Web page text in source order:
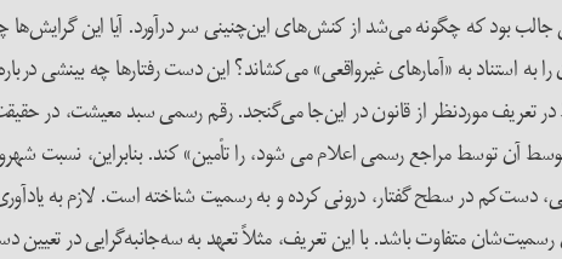
بود که چگونه می‌شد از کنش‌های این‌چنینی سر درآورد. آیا این
استناد به «آمارهای غیرواقعی» می‌کشاند؟ این دست رفتارها چه بینشی
متوسط آن توسط مراجع رسمی اعلام می شود، را تأمین» کند. بنابراین،
دست‌کم در سطح گفتار، درونی کرده و به رسمیت شناخته است. لازم به
متفاوت باشد. با این تعریف، مثلاً تعهد به سه‌جانبه‌گرایی در تعیین